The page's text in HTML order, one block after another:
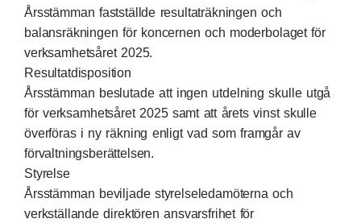
Årsstämman fastställde resultaträkningen och
balansräkningen för koncernen och moderbolaget för
verksamhetsåret 2025.
Resultatdisposition
Årsstämman beslutade att ingen utdelning skulle utgå
för verksamhetsåret 2025 samt att årets vinst skulle
överföras i ny räkning enligt vad som framgår av
förvaltningsberättelsen.
Styrelse
Årsstämman beviljade styrelseledamöterna och
verkställande direktören ansvarsfrihet för